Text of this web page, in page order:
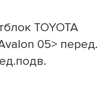
TOYOTA
05> перед.